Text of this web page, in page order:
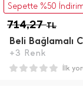
Sepette %50
714,27TL
Beli Bağlamalı
+3 Renk
İlk